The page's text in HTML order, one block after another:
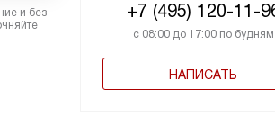
+7 (495) 120-11-
с 08:00 до 17:00 по будням
НАПИСАТЬ
и без